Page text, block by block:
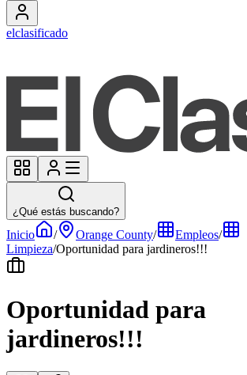
elclasificado
¿Qué estás buscando?
Inicio / Orange County/ Empleos/
Limpieza/Oportunidad para jardineros!!!
Oportunidad para
jardineros!!!